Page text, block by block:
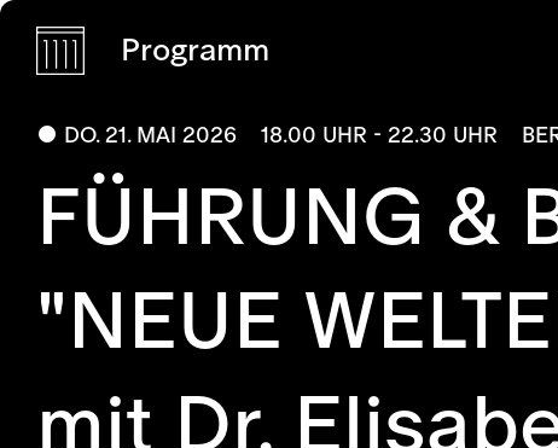
Programm
DO. 21. MAI 2026 18.00 UHR - 22.30 UHR
FÜHRUNG &
"NEUE
mit Dr.